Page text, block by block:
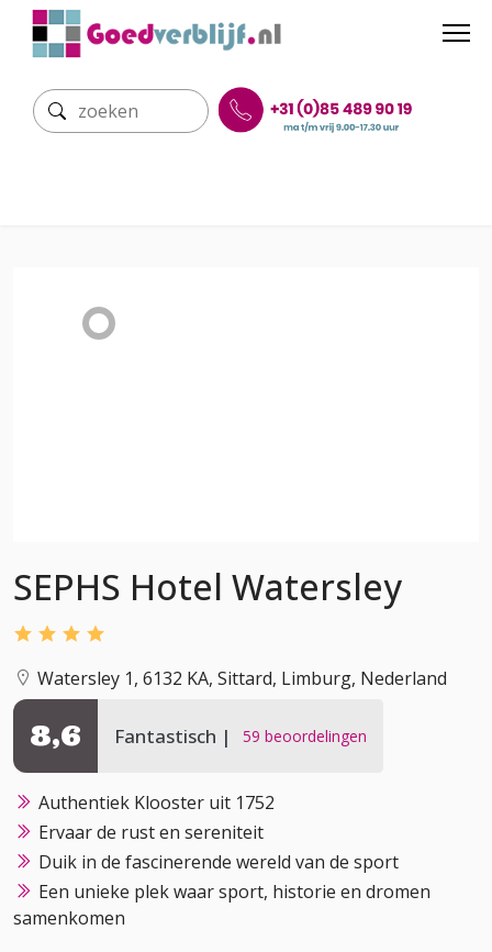
SEPHS Hotel Watersley
Watersley 1, 6132 KA, Sittard, Limburg, Nederland
Fantastisch 59 beoordelingen
8,6
Authentiek Klooster uit 1752
Ervaar de rust en sereniteit
Duik in de fascinerende wereld van de sport
Een unieke plek waar sport, historie en dromen
samenkomen